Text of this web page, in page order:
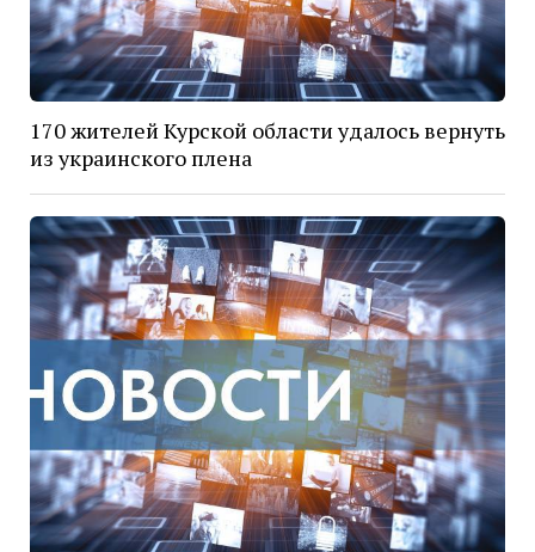
170 жителей Курской области удалось вернуть
из украинского плена